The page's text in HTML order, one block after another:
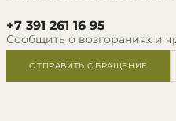
+7 391 261 16 95
Сообщить о возгораниях и
ОТПРАВИТЬ ОБРАЩЕНИЕ